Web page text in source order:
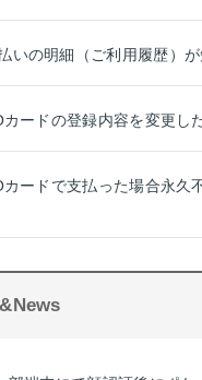
いの明細（ご利用履歴）が
カードの登録内容を変更し
カードで支払った場合永久